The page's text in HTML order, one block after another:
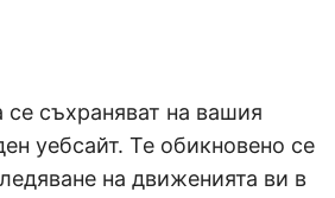
се съхраняват на вашия
уебсайт. Те обикновено се
на движенията ви в